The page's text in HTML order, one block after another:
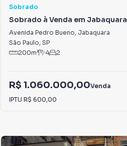
Sobrado
Sobrado à Venda em Jabaquara
Avenida Pedro Bueno, Jabaquara
São Paulo, SP
200m² 4 2
R$ 1.060.000,00Venda
IPTU R$ 600,00